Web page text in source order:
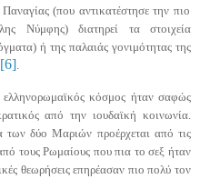
(που αντικατέστησε την πιο
Νύμφης) διατηρεί τα στοιχεία
ή της παλαιάς γονιμότητας της
[6]
κόσμος ήταν σαφώς
από την ιουδαϊκή κοινωνία.
των δύοΜαριών προέρχεται από τις
τους Ρωμαίους που πια το σεξ ήταν
θεωρήσεις επηρέασαν πιο πολύ τον